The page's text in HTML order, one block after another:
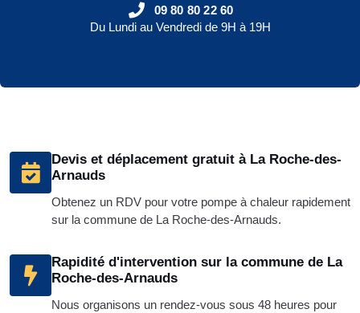
Devis et déplacement gratuit à La Roche-des-
Arnauds
Obtenez un RDV pour votre pompe à chaleur rapidement
sur la commune de La Roche-des-Arnauds.
Rapidité d'intervention sur la commune de La
Roche-des-Arnauds
Nous organisons un rendez-vous sous 48 heures pour
09 80 80 22 60
Du Lundi au Vendredi de 9H à 19H